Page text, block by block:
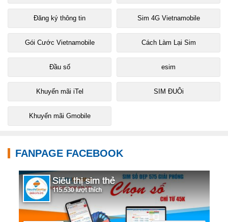
Đăng ký thông tin Sim 4G Vietnamobile
Gói Cước Vietnamobile Cách Làm Lại Sim
Đầu số esim
Khuyến mãi iTel SIM ĐUÔi
Khuyến mãi Gmobile
FANPAGE FACEBOOK